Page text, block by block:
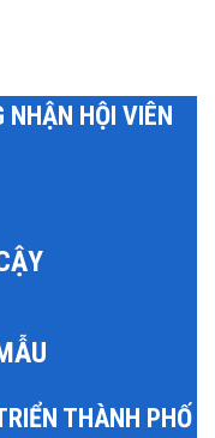
NHẬN HỘI VIÊN
THÀNH PHỐ